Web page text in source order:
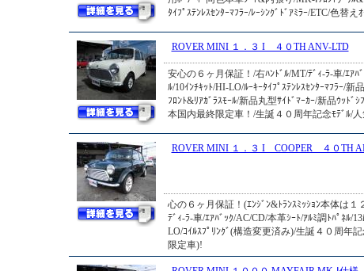
ﾀｲﾌﾟｽﾃﾝﾚｽｾﾝﾀｰﾏﾌﾗｰ/ﾚｰｼﾝｸﾞﾄﾞｱﾐﾗｰ/ETC/色替え
ROVER MINI １．３ I ４０TH ANV-LTD
安心の６ヶ月保証！/右ﾊﾝﾄﾞﾙ/MT/ﾃﾞｨ-ﾗ-車/ｴｱﾊ
ﾙ/10ｲﾝﾁｷｯﾄ/HI-LO/ﾙｰｷｰﾀｲﾌﾟｽﾃﾝﾚｽｾﾝﾀｰﾏﾌﾗｰ/新
ﾌﾛﾝﾄ&ﾘｱｶﾞﾗｽﾓｰﾙ/新品丸型ｻｲﾄﾞﾏｰｶｰ/新品ｳｯﾄﾞｼ
本国内最終限定車！/生誕４０周年記念ﾓﾃﾞﾙ/人
ROVER MINI １．３ I COOPER ４０TH
心の６ヶ月保証！(ｴﾝｼﾞﾝ&ﾄﾗﾝｽﾐｯｼｮﾝ本体は１
ﾃﾞｨ-ﾗ-車/ｴｱﾊﾞｯｸ/AC/CD/本革ｼｰﾄ/ｱﾙﾐ調ﾄﾊﾟﾈﾙ/
LO/ｺｲﾙｽﾌﾟﾘﾝｸﾞ(構造変更済み)/生誕４０周年
限定車)!